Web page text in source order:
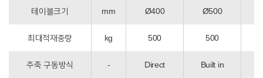
테이블크기 mm Ø400 Ø500
최대적재중량 kg 500 500
주축 구동방식 - Direct Built in